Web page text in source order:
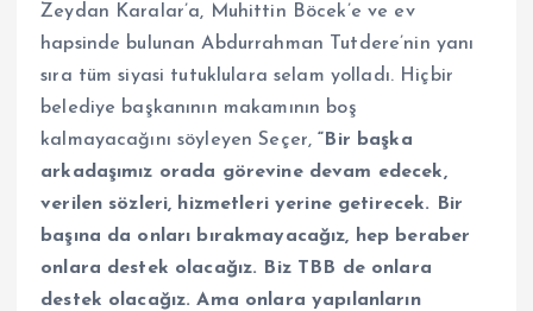
Zeydan Karalar’a, Muhittin Böcek’e ve ev
hapsinde bulunan Abdurrahman Tutdere’nin yanı
sıra tüm siyasi tutuklulara selam yolladı. Hiçbir
belediye başkanının makamının boş
kalmayacağını söyleyen Seçer,“Bir başka
arkadaşımız orada görevine devam edecek,
verilen sözleri, hizmetleri yerine getirecek. Bir
başına da onları bırakmayacağız, hep beraber
onlara destek olacağız. Biz TBB de onlara
destek olacağız. Ama onlara yapılanların